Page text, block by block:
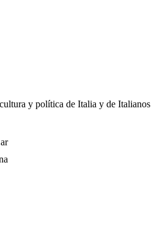
y política de Italia y de Italianos